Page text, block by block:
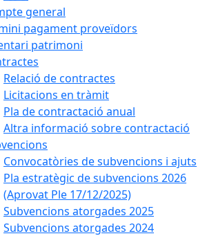
general
pagament proveïdors
patrimoni
Relació de contractes
Licitacions en tràmit
Pla de contractació anual
Altra informació sobre contractació
Convocatòries de subvencions i ajuts
Pla estratègic de subvencions 2026
(Aprovat Ple 17/12/2025)
Subvencions atorgades 2025
Subvencions atorgades 2024